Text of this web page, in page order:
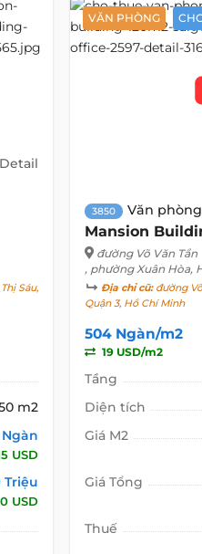
Detail
Sáu,
m2
USD
Triệu
USD
VĂN PHÒNG
3850 Văn
Mansion
đường Võ Văn Tần
, phường Xuân Hòa,
Địa chỉ cũ:đường Võ
Quận 3, Hồ Chí Minh
504 Ngàn/m2
19 USD/m2
Tầng
Diện tích
Giá M2
Giá Tổng
Thuế